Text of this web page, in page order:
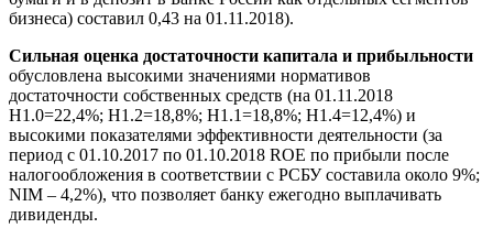
бизнеса) составил 0,43 на 01.11.2018).
Сильная оценка достаточности капитала и прибыльности
обусловлена высокими значениями нормативов
достаточности собственных средств (на 01.11.2018
Н1.0=22,4%; Н1.2=18,8%; Н1.1=18,8%; Н1.4=12,4%) и
высокими показателями эффективности деятельности (за
период с 01.10.2017 по 01.10.2018 ROE по прибыли после
налогообложения в соответствии с РСБУ составила около 9%;
NIM – 4,2%), что позволяет банку ежегодно выплачивать
дивиденды.